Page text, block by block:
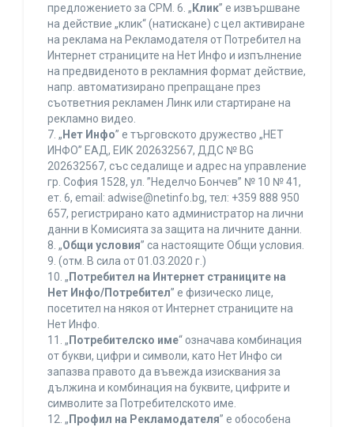
предложението за CPM. 6. „ Клик” е извършване
на действие „клик“ (натискане) с цел активиране
на реклама на Рекламодателя от Потребител на
Интернет страниците на Нет Инфо и изпълнение
на предвиденото в рекламния формат действие,
напр. автоматизирано препращане през
съответния рекламен Линк или стартиране на
рекламно видео.
7. „ Нет Инфо” е търговското дружество „НЕТ
ИНФО” ЕАД, ЕИК 202632567, ДДС № BG
202632567, със седалище и адрес на управление
гр. София 1528, ул. ”Неделчо Бончев” № 10 № 41,
ет. 6, еmail: adwise@netinfo.bg, тел: +359 888 950
657, регистрирано като администратор на лични
данни в Комисията за защита на личните данни.
8. „Общи условия” са настоящите Общи условия.
9. (отм. В сила от 01.03.2020 г.)
10. „ Потребител на Интернет страниците на
Нет Инфо/Потребител” е физическо лице,
посетител на някоя от Интернет страниците на
Нет Инфо.
11. „ Потребителско име“ означава комбинация
от букви, цифри и символи, като Нет Инфо си
запазва правото да въвежда изисквания за
дължина и комбинация на буквите, цифрите и
символите за Потребителското име.
12. „ Профил на Рекламодателя” е обособена